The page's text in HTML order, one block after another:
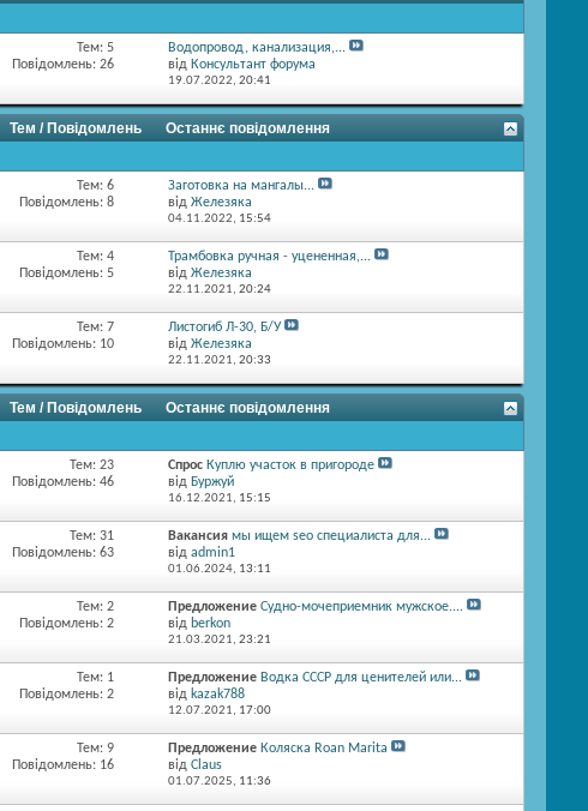
Тем: 5
Повідомлень: 26
Водопровод, канализация,...
від Консультант форума
19.07.2022, 20:41
Тем / Повідомлень
Останнє повідомлення
Тем: 6
Повідомлень: 8
Заготовка на мангалы...
від Железяка
04.11.2022, 15:54
Тем: 4
Повідомлень: 5
Трамбовка ручная - уцененная,...
від Железяка
22.11.2021, 20:24
Тем: 7
Повідомлень: 10
Листогиб Л-30, Б/У
від Железяка
22.11.2021, 20:33
Тем / Повідомлень
Останнє повідомлення
Тем: 23
Повідомлень: 46
Спрос Куплю участок в пригороде
від Буржуй
16.12.2021, 15:15
Тем: 31
Повідомлень: 63
Вакансия мы ищем seo специалиста для...
від admin1
01.06.2024, 13:11
Тем: 2
Повідомлень: 2
Предложение Судно-мочеприемник мужское....
від berkon
21.03.2021, 23:21
Тем: 1
Повідомлень: 2
Предложение Водка СССР для ценителей или...
від kazak788
12.07.2021, 17:00
Тем: 9
Повідомлень: 16
Предложение Коляска Roan Marita
від Claus
01.07.2025, 11:36